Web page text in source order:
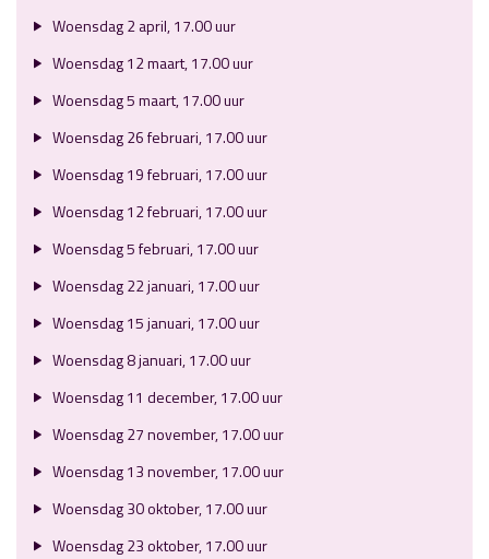
Woensdag 2 april, 17.00 uur
Woensdag 12 maart, 17.00 uur
Woensdag 5 maart, 17.00 uur
Woensdag 26 februari, 17.00 uur
Woensdag 19 februari, 17.00 uur
Woensdag 12 februari, 17.00 uur
Woensdag 5 februari, 17.00 uur
Woensdag 22 januari, 17.00 uur
Woensdag 15 januari, 17.00 uur
Woensdag 8 januari, 17.00 uur
Woensdag 11 december, 17.00 uur
Woensdag 27 november, 17.00 uur
Woensdag 13 november, 17.00 uur
Woensdag 30 oktober, 17.00 uur
Woensdag 23 oktober, 17.00 uur